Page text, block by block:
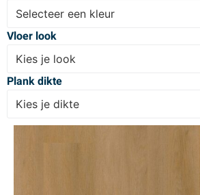
Selecteer een kleur
Vloer look
Kies je look
Plank dikte
Kies je dikte